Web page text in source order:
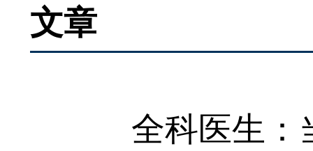
文章
全科医生：